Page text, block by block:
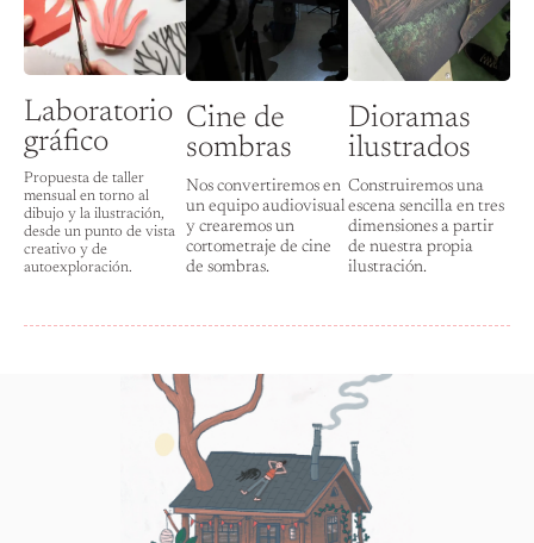
Laboratorio
gráfico
Propuesta de taller
mensual en torno al
dibujo y la ilustración,
desde un punto de vista
creativo y de
autoexploración.
Cine de
sombras
Nos convertiremos en
un equipo audiovisual
y crearemos un
cortometraje de cine
de sombras.
Dioramas
ilustrados
Construiremos una
escena sencilla en tres
dimensiones a partir
de nuestra propia
ilustración.